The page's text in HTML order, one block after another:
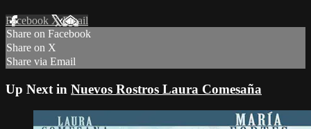
Facebook XEmail
Share on Facebook
Share on X
Share via Email
Up Next in Nuevos Rostros Laura Comesaña